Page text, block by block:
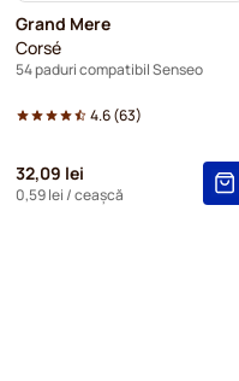
Grand Mere
Corsé
54 paduri compatibil Senseo
4.6(63)
32,09 lei
0,59 lei / ceașcă